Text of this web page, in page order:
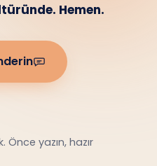
Hemen.
Önce yazın, hazır